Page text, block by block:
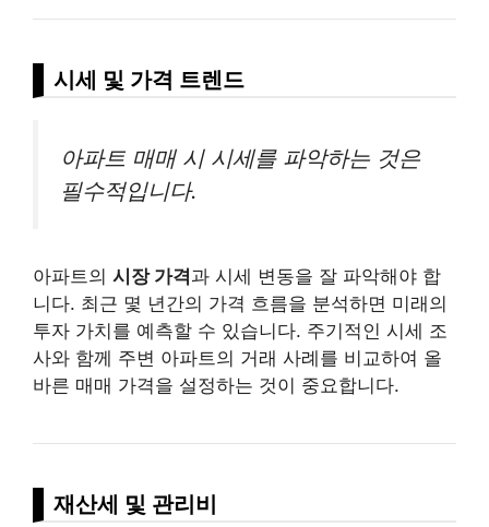
시세 및 가격 트렌드
아파트 매매 시 시세를 파악하는 것은
필수적입니다.
아파트의 시장 가격과 시세 변동을 잘 파악해야 합
니다. 최근 몇 년간의 가격 흐름을 분석하면 미래의
투자 가치를 예측할 수 있습니다. 주기적인 시세 조
사와 함께 주변 아파트의 거래 사례를 비교하여 올
바른 매매 가격을 설정하는 것이 중요합니다.
재산세 및 관리비